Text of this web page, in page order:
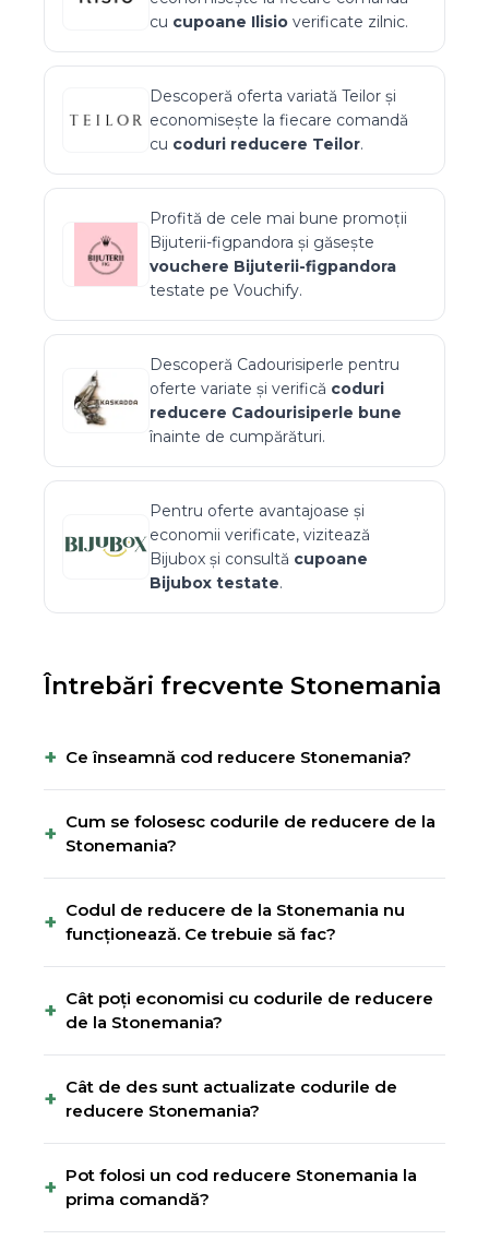
cu cupoane Ilisio verificate zilnic.
Descoperă oferta variată Teilor și
economisește la fiecare comandă
cu coduri reducere Teilor.
Profită de cele mai bune promoții
Bijuterii-figpandora și găsește
vouchere Bijuterii-figpandora
testate pe Vouchify.
Descoperă Cadourisiperle pentru
oferte variate și verifică coduri
reducere Cadourisiperle bune
înainte de cumpărături.
Pentru oferte avantajoase și
economii verificate, vizitează
Bijubox și consultă cupoane
Bijubox testate.
Întrebări frecvente Stonemania
+ Ce înseamnă cod reducere Stonemania?
+ Cum se folosesc codurile de reducere de la
Stonemania?
+ Codul de reducere de la Stonemania nu
funcționează. Ce trebuie să fac?
+ Cât poți economisi cu codurile de reducere
de la Stonemania?
+ Cât de des sunt actualizate codurile de
reducere Stonemania?
+ Pot folosi un cod reducere Stonemania la
prima comandă?